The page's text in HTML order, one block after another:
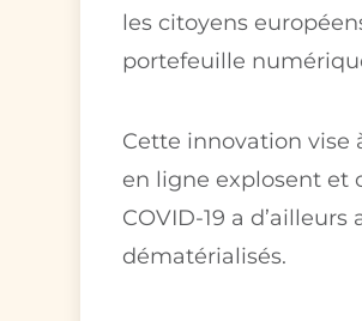
les citoyens
portefeuille
Cette innovation vise
en ligne explosent et
COVID-19 a
dématérialisés.